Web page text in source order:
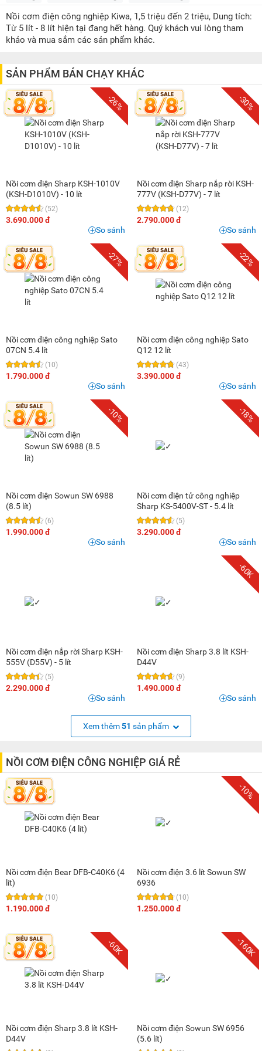
1 triệu - 1,5 triệu (8)
1,5 triệu - 2 triệu
(9)
3 triệu - 5 triệu (10)
5 triệu - 8 triệu
Nồi cơm điện công nghiệp Kiwa, 1,5 triệu đến 2 triệu, Dung tích:
Từ 5 lít - 8 lít hiện tại đang hết hàng. Quý khách vui lòng tham
khảo và mua sắm các sản phẩm khác.
SẢN PHẨM BÁN CHẠY KHÁC
-26%
Nồi cơm điện Sharp KSH-1010V
(KSH-D1010V) - 10 lít
(52)
3.690.000 đ
So sánh
-30%
Nồi cơm điện Sharp nắp rời KSH-
777V (KSH-D77V) - 7 lít
(12)
2.790.000 đ
So sánh
-27%
Nồi cơm điện công nghiệp Sato
07CN 5.4 lít
(10)
1.790.000 đ
So sánh
-22%
Nồi cơm điện công nghiệp Sato
Q12 12 lít
(43)
3.390.000 đ
So sánh
-10%
Nồi cơm điện Sowun SW 6988
(8.5 lít)
(6)
1.990.000 đ
So sánh
-18%
Nồi cơm điện tử công nghiệp
Sharp KS-5400V-ST - 5.4 lít
(5)
3.290.000 đ
So sánh
Nồi cơm điện nắp rời Sharp KSH-
555V (D55V) - 5 lít
(5)
2.290.000 đ
So sánh
-60K
Nồi cơm điện Sharp 3.8 lít KSH-
D44V
(9)
1.490.000 đ
So sánh
Xem thêm51 sản phẩm
NỒI CƠM ĐIỆN CÔNG NGHIỆP GIÁ RẺ
Nồi cơm điện Bear DFB-C40K6 (4
lít)
(10)
1.190.000 đ
-10%
Nồi cơm điện 3.6 lít Sowun SW
6936
(10)
1.250.000 đ
-60K
Nồi cơm điện Sharp 3.8 lít KSH-
D44V
-160K
Nồi cơm điện Sowun SW 6956
(5.6 lít)